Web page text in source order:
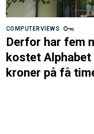
COMPUTERVIEWS
Derfor har fem
kostet
kroner på få